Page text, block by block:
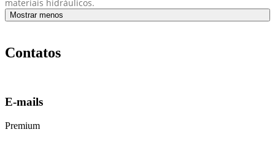
materiais hidráulicos.
Mostrar menos
Contatos
E-mails
Premium